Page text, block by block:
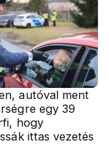
autóval ment
egy 39
hogy
ittas vezetés